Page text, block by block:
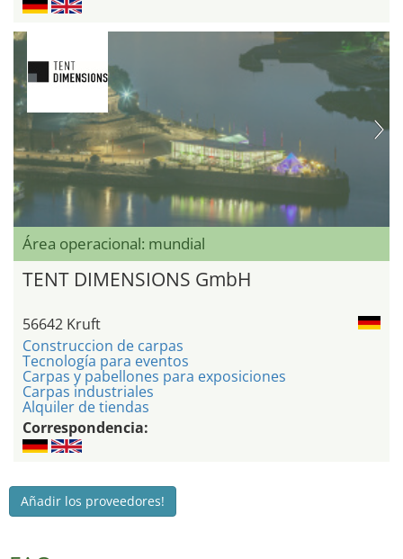
Área operacional: mundial
TENT DIMENSIONS GmbH
56642 Kruft
Construccion de carpas
Tecnología para eventos
Carpas y pabellones para exposiciones
Carpas industriales
Alquiler de tiendas
Correspondencia:
Añadir los proveedores!